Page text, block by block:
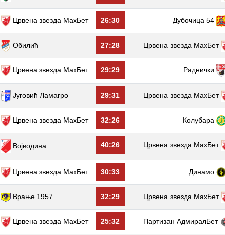
Црвена звезда МаxБет 26:30 Дубочица 54
Обилић 27:28 Црвена звезда МаxБет
Црвена звезда МаxБет 29:29 Раднички
Југовић Ламагро 29:31 Црвена звезда МаxБет
Црвена звезда МаxБет 32:26 Колубара
Војводина 40:26 Црвена звезда МаxБет
Црвена звезда МаxБет 30:33 Динамо
Врање 1957 32:29 Црвена звезда МаxБет
Црвена звезда МаxБет 25:32 Партизан АдмиралБет